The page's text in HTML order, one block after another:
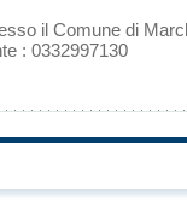
il Comune di
: 0332997130